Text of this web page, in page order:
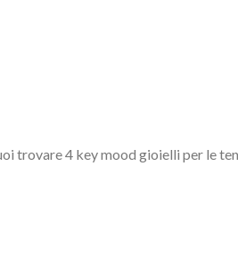
trovare 4 key mood gioielli per le